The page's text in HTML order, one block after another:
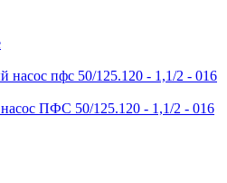
ПФС 50/125.120 - 1,1/2 - 016